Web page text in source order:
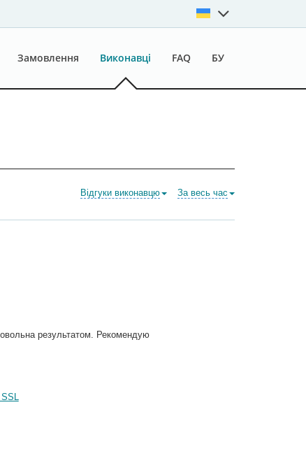
Замовлення Виконавці FAQ БУ
За весь час
Відгуки виконавцю
результатом. Рекомендую